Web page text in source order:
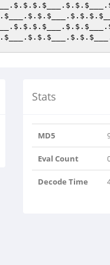
.$.$.$. $___ .$.$. $___
$___ .$.$. $___ .$.$.$.
.$.$.$. $___ .$.$. $___
$___ .$.$. $___ .$.$. $___
Stats
MD5
Eval Count
Decode Time